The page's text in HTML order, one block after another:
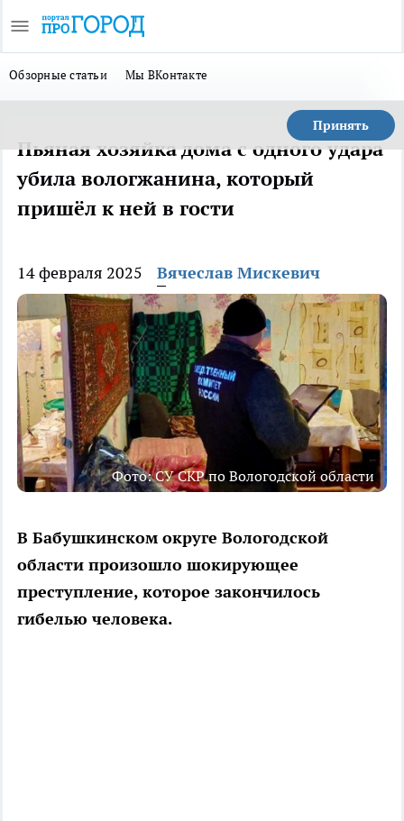
Обзорные статьи Мы ВКонтакте
Принять
Пьяная хозяйка дома с одного удара
убила вологжанина, который
пришёл к ней в гости
14 февраля 2025 Вячеслав Мискевич
Фото: СУ СКР по Вологодской области
В Бабушкинском округе Вологодской
области произошло шокирующее
преступление, которое закончилось
гибелью человека.